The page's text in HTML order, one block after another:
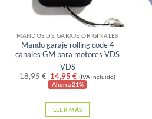
MANDOS DE GARAJE ORIGINALES
Mando garaje rolling code 4
canales GM para motores VDS
VDS
18,95€ El
precio
era:
18,95 €.
14,95€El
precio
es:
14,95 €.
(IVA incluido)
Ahorra 21%
LEER MÁS